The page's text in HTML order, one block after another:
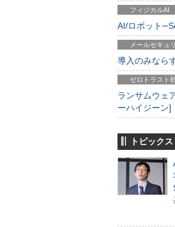
フィジカルAI
AI/ロボット
メールセキュ
導入のみなら
ゼロトラスト
ランサムウェ
ーハイジーン]
トピックス